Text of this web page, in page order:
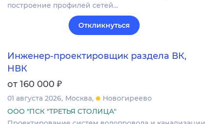
построение профилей сетей…
Откликнуться
Инженер-проектировщик раздела ВК,
НВК
от 160 000 ₽
01 августа 2026 Москва
Новогиреево
ООО "ПСК "ТРЕТЬЯ СТОЛИЦА"